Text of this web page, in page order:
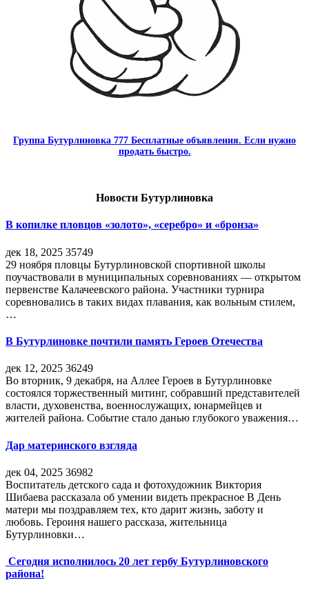
Группа Бутурлиновка 777 Бесплатные объявления. Если нужно
продать быстро.
Новости Бутурлиновка
В копилке пловцов «золото», «серебро» и «бронза»
дек 18, 2025 35749
29 ноября пловцы Бутурлиновской спортивной школы
поучаствовали в муниципальных соревнованиях — открытом
первенстве Калачеевского района. Участники турнира
соревновались в таких видах плавания, как вольным стилем,
…
В Бутурлиновке почтили память Героев Отечества
дек 12, 2025 36249
Во вторник, 9 декабря, на Аллее Героев в Бутурлиновке
состоялся торжественный митинг, собравший представителей
власти, духовенства, военнослужащих, юнармейцев и
жителей района. Событие стало данью глубокого уважения…
Дар материнского взгляда
дек 04, 2025 36982
Воспитатель детского сада и фотохудожник Виктория
Шибаева рассказала об умении видеть прекрасное В День
матери мы поздравляем тех, кто дарит жизнь, заботу и
любовь. Героиня нашего рассказа, жительница
Бутурлиновки…
Сегодня исполнилось 20 лет гербу Бутурлиновского
района!